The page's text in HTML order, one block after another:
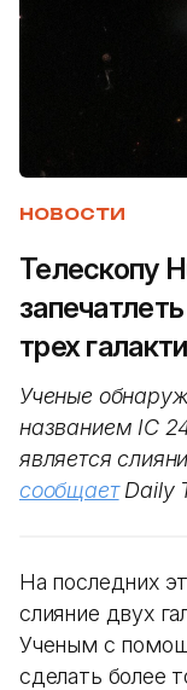
НОВОСТИ
Телескопу
трех
Ученые
названием IC
является
сообщаетDaily
На последних
слияние двух
Ученым с
сделать более